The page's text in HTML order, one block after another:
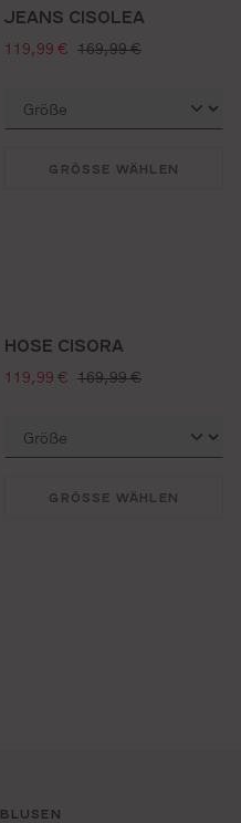
JEANS CISOLEA
verkaufspreis:
119,99 € regulärer preis:
169,99 €
GRÖSSE WÄHLEN
HOSE CISORA
verkaufspreis:
119,99 € regulärer preis:
169,99 €
GRÖSSE WÄHLEN
BLUSEN